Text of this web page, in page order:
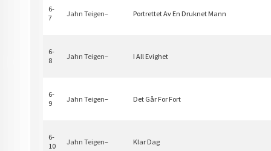
6-
7
Jahn Teigen– Portrettet Av En Druknet Mann
6-
8
Jahn Teigen– I All Evighet
6-
9
Jahn Teigen– Det Går For Fort
6-
10
Jahn Teigen– Klar Dag